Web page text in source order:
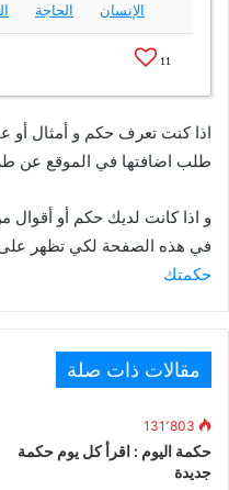
الإنسان الحاجة
11
اذا كنت تعرف حكم و أمثال
طلب اضافتها في الموقع عن
و اذا كانت لديك حكم أو أقوال
في هذه الصفحة لكي تظهر على
حكمتك
مقالات ذات صلة
131٬803
حكمة اليوم : اقرأ كل يوم حكمة
جديدة